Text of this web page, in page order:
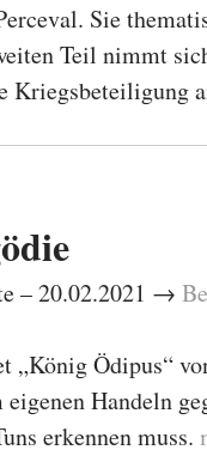
Sie
Teil nimmt
Kriegsbeteiligung
– 20.02.2021 →
„König Ödipus“
eigenen Handeln
erkennen muss.